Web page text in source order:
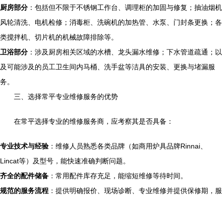
厨房部分 ：包括但不限于不锈钢工作台、调理柜的加固与修复；抽油烟机
风轮清洗、电机检修；消毒柜、洗碗机的加热管、水泵、门封条更换；各
类搅拌机、切片机的机械故障排除等。
卫浴部分 ：涉及厨房相关区域的水槽、龙头漏水维修；下水管道疏通；以
及可能涉及的员工卫生间内马桶、洗手盆等洁具的安装、更换与堵漏服
务。
三、选择常平专业维修服务的优势
在常平选择专业的维修服务商，应考察其是否具备：
专业技术与经验 ：维修人员熟悉各类品牌（如商用炉具品牌Rinnai、
Lincat等）及型号，能快速准确判断问题。
齐全的配件储备 ：常用配件库存充足，能缩短维修等待时间。
规范的服务流程 ：提供明确报价、现场诊断、专业维修并提供保修期，服